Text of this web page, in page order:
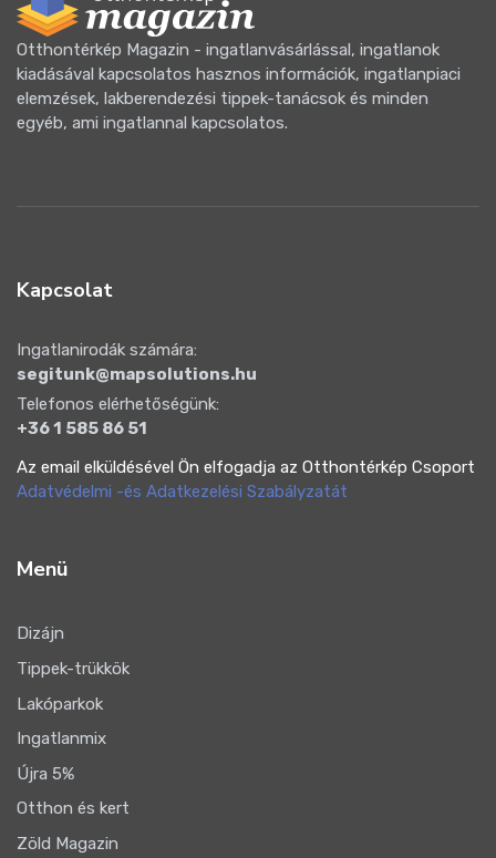
Otthontérkép Magazin - ingatlanvásárlással, ingatlanok
kiadásával kapcsolatos hasznos információk, ingatlanpiaci
elemzések, lakberendezési tippek-tanácsok és minden
egyéb, ami ingatlannal kapcsolatos.
Kapcsolat
Ingatlanirodák számára:
segitunk@mapsolutions.hu
Telefonos elérhetőségünk:
+36 1 585 86 51
Az email elküldésével Ön elfogadja az Otthontérkép Csoport
Adatvédelmi -és Adatkezelési Szabályzatát
Menü
Dizájn
Tippek-trükkök
Lakóparkok
Ingatlanmix
Újra 5%
Otthon és kert
Zöld Magazin